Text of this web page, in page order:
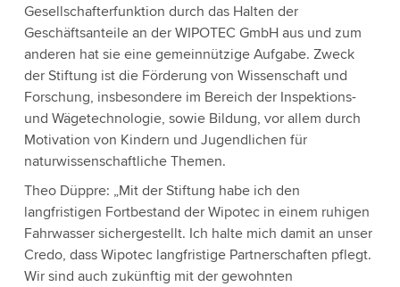
Gesellschafterfunktion durch das Halten der
Geschäftsanteile an der WIPOTEC GmbH aus und zum
anderen hat sie eine gemeinnützige Aufgabe. Zweck
der Stiftung ist die Förderung von Wissenschaft und
Forschung, insbesondere im Bereich der Inspektions-
und Wägetechnologie, sowie Bildung, vor allem durch
Motivation von Kindern und Jugendlichen für
naturwissenschaftliche Themen.
Theo Düppre: „Mit der Stiftung habe ich den
langfristigen Fortbestand der Wipotec in einem ruhigen
Fahrwasser sichergestellt. Ich halte mich damit an unser
Credo, dass Wipotec langfristige Partnerschaften pflegt.
Wir sind auch zukünftig mit der gewohnten